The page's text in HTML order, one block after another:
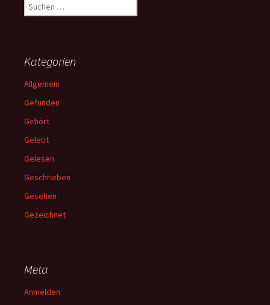
Suchen
nach:
Kategorien
Allgemein
Gefunden
Gehört
Gelebt
Gelesen
Geschrieben
Gesehen
Gezeichnet
Meta
Anmelden